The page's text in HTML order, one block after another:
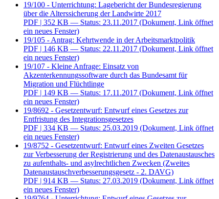
19/100 - Unterrichtung: Lagebericht der Bundesregierung
über die Alterssicherung der Landwirte 2017
PDF | 352 KB — Status: 23.11.2017 (Dokument, Link öffnet
ein neues Fenster)
19/105 - Antrag: Kehrtwende in der Arbeitsmarktpolitik
PDF | 146 KB — Status: 22.11.2017 (Dokument, Link öffnet
ein neues Fenster)
19/107 - Kleine Anfrage: Einsatz von
Akzenterkennungssoftware durch das Bundesamt für
Migration und Flüchtlinge
PDF | 149 KB — Status: 17.11.2017 (Dokument, Link öffnet
ein neues Fenster)
19/8692 - Gesetzentwurf: Entwurf eines Gesetzes zur
Entfristung des Integrationsgesetzes
PDF | 334 KB — Status: 25.03.2019 (Dokument, Link öffnet
ein neues Fenster)
19/8752 - Gesetzentwurf: Entwurf eines Zweiten Gesetzes
zur Verbesserung der Registrierung und des Datenaustausches
zu aufenthalts- und asylrechtlichen Zwecken (Zweites
Datenaustauschverbesserungsgesetz - 2. DAVG)
PDF | 914 KB — Status: 27.03.2019 (Dokument, Link öffnet
ein neues Fenster)